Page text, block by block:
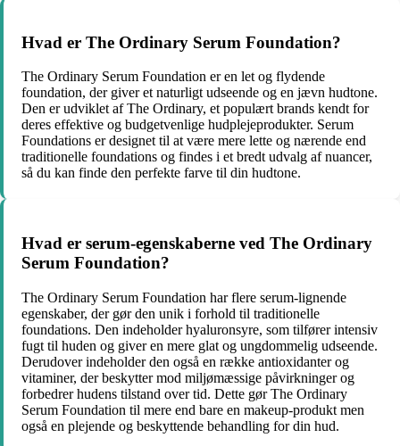
Hvad er The Ordinary Serum Foundation?
The Ordinary Serum Foundation er en let og flydende
foundation, der giver et naturligt udseende og en jævn hudtone.
Den er udviklet af The Ordinary, et populært brands kendt for
deres effektive og budgetvenlige hudplejeprodukter. Serum
Foundations er designet til at være mere lette og nærende end
traditionelle foundations og findes i et bredt udvalg af nuancer,
så du kan finde den perfekte farve til din hudtone.
Hvad er serum-egenskaberne ved The Ordinary
Serum Foundation?
The Ordinary Serum Foundation har flere serum-lignende
egenskaber, der gør den unik i forhold til traditionelle
foundations. Den indeholder hyaluronsyre, som tilfører intensiv
fugt til huden og giver en mere glat og ungdommelig udseende.
Derudover indeholder den også en række antioxidanter og
vitaminer, der beskytter mod miljømæssige påvirkninger og
forbedrer hudens tilstand over tid. Dette gør The Ordinary
Serum Foundation til mere end bare en makeup-produkt men
også en plejende og beskyttende behandling for din hud.